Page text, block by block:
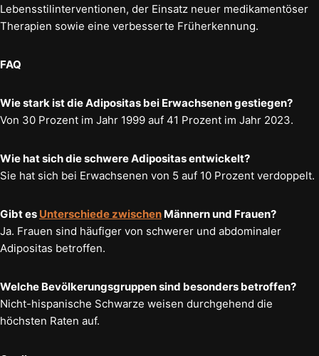
Lebensstilinterventionen, der Einsatz neuer medikamentöser
Therapien sowie eine verbesserte Früherkennung.
FAQ
Wie stark ist die Adipositas bei Erwachsenen gestiegen?
Von 30 Prozent im Jahr 1999 auf 41 Prozent im Jahr 2023.
Wie hat sich die schwere Adipositas entwickelt?
Sie hat sich bei Erwachsenen von 5 auf 10 Prozent verdoppelt.
Gibt es Unterschiede zwischen Männern und Frauen?
Ja. Frauen sind häufiger von schwerer und abdominaler
Adipositas betroffen.
Welche Bevölkerungsgruppen sind besonders betroffen?
Nicht-hispanische Schwarze weisen durchgehend die
höchsten Raten auf.